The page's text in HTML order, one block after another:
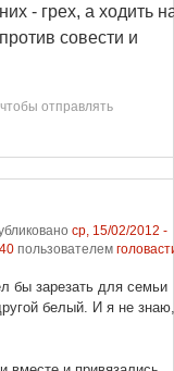
- грех, а ходить
совести и
отправлять
ср, 15/02/2012 -
пользователем
бы зарезать для семьи
белый. И я не знаю,